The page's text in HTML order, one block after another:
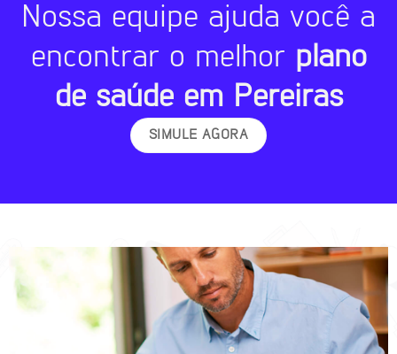
Nossa equipe ajuda você a
encontrar o melhor plano
de saúde em Pereiras
SIMULE AGORA